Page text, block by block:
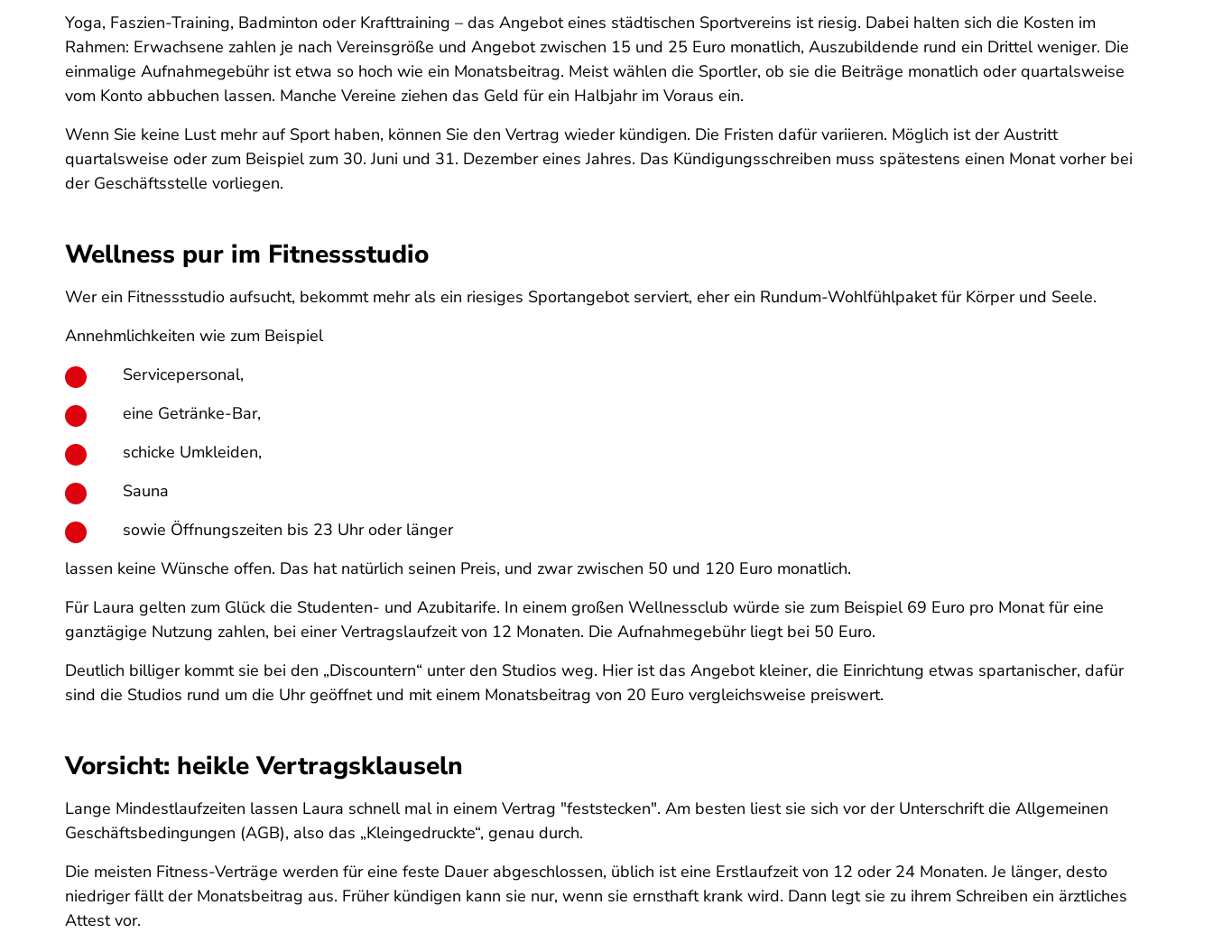
Yoga, Faszien-Training, Badminton oder Krafttraining – das Angebot eines städtischen Sportvereins ist riesig. Dabei halten sich die Kosten im
Rahmen: Erwachsene zahlen je nach Vereinsgröße und Angebot zwischen 15 und 25 Euro monatlich, Auszubildende rund ein Drittel weniger. Die
einmalige Aufnahmegebühr ist etwa so hoch wie ein Monatsbeitrag. Meist wählen die Sportler, ob sie die Beiträge monatlich oder quartalsweise
vom Konto abbuchen lassen. Manche Vereine ziehen das Geld für ein Halbjahr im Voraus ein.
Wenn Sie keine Lust mehr auf Sport haben, können Sie den Vertrag wieder kündigen. Die Fristen dafür variieren. Möglich ist der Austritt
quartalsweise oder zum Beispiel zum 30. Juni und 31. Dezember eines Jahres. Das Kündigungsschreiben muss spätestens einen Monat vorher bei
der Geschäftsstelle vorliegen.
Wellness pur im Fitnessstudio
Wer ein Fitnessstudio aufsucht, bekommt mehr als ein riesiges Sportangebot serviert, eher ein Rundum-Wohlfühlpaket für Körper und Seele.
Annehmlichkeiten wie zum Beispiel
Servicepersonal,
eine Getränke-Bar,
schicke Umkleiden,
Sauna
sowie Öffnungszeiten bis 23 Uhr oder länger
lassen keine Wünsche offen. Das hat natürlich seinen Preis, und zwar zwischen 50 und 120 Euro monatlich.
Für Laura gelten zum Glück die Studenten- und Azubitarife. In einem großen Wellnessclub würde sie zum Beispiel 69 Euro pro Monat für eine
ganztägige Nutzung zahlen, bei einer Vertragslaufzeit von 12 Monaten. Die Aufnahmegebühr liegt bei 50 Euro.
Deutlich billiger kommt sie bei den „Discountern“ unter den Studios weg. Hier ist das Angebot kleiner, die Einrichtung etwas spartanischer, dafür
sind die Studios rund um die Uhr geöffnet und mit einem Monatsbeitrag von 20 Euro vergleichsweise preiswert.
Vorsicht: heikle Vertragsklauseln
Lange Mindestlaufzeiten lassen Laura schnell mal in einem Vertrag "feststecken". Am besten liest sie sich vor der Unterschrift die Allgemeinen
Geschäftsbedingungen (AGB), also das „Kleingedruckte“, genau durch.
Die meisten Fitness-Verträge werden für eine feste Dauer abgeschlossen, üblich ist eine Erstlaufzeit von 12 oder 24 Monaten. Je länger, desto
niedriger fällt der Monatsbeitrag aus. Früher kündigen kann sie nur, wenn sie ernsthaft krank wird. Dann legt sie zu ihrem Schreiben ein ärztliches
Attest vor.